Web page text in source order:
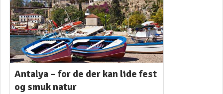
Antalya – for de der kan lide fest
og smuk natur